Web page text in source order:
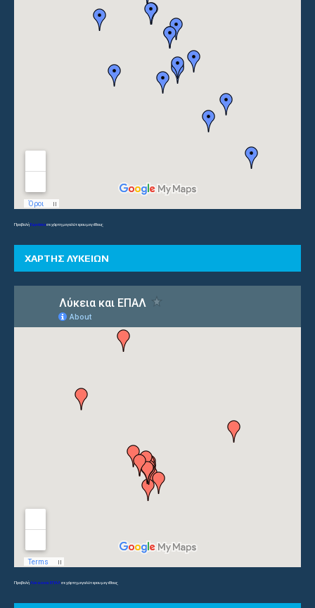
ΠροβολήΓυμνάσιασε χάρτη μεγαλύτερου μεγέθους
ΧΑΡΤΗΣ ΛΥΚΕΙΩΝ
ΠροβολήΛύκεια και ΕΠΑΛσε χάρτη μεγαλύτερου μεγέθους